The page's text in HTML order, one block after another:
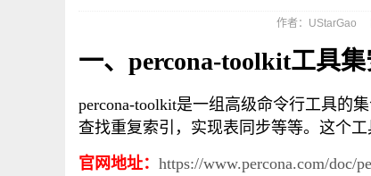
作者：UStarGao
一、percona-toolkit工具
percona-toolkit是一组高级命令行工具的
查找重复索引，实现表同步等等。这个
官网地址： https://www.percona.com/doc/